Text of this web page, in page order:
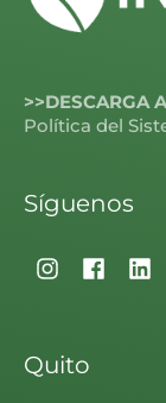
>>DESCARGA
Política del
Síguenos
Quito